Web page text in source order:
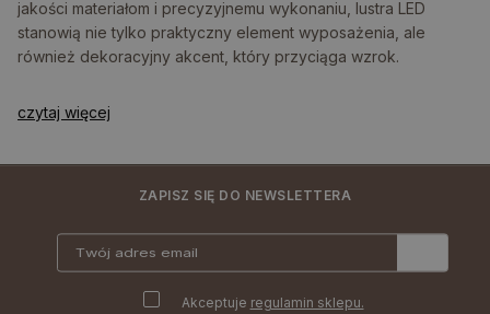
jakości materiałom i precyzyjnemu wykonaniu, lustra LED
stanowią nie tylko praktyczny element wyposażenia, ale
również dekoracyjny akcent, który przyciąga wzrok.
czytaj więcej
ZAPISZ SIĘ DO NEWSLETTERA
Akceptuje regulamin sklepu.